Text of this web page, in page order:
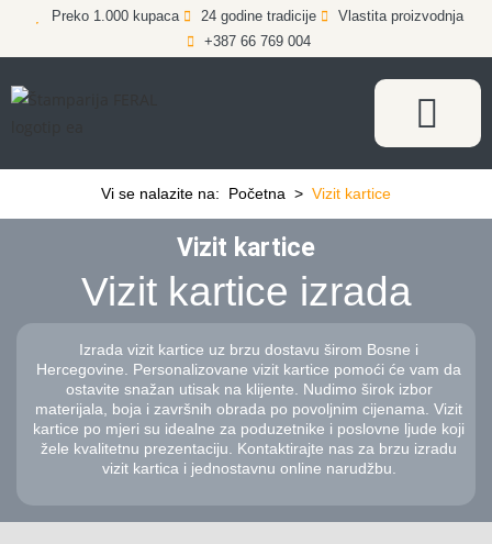
Preko 1.000 kupaca 24 godine tradicije
Vlastita proizvodnja
+387 66 769 004
Vi se nalazite na: Početna > Vizit kartice
Vizit kartice
Vizit kartice izrada
Izrada vizit kartice uz brzu dostavu širom Bosne i
Hercegovine. Personalizovane vizit kartice pomoći će vam da
ostavite snažan utisak na klijente. Nudimo širok izbor
materijala, boja i završnih obrada po povoljnim cijenama. Vizit
kartice po mjeri su idealne za poduzetnike i poslovne ljude koji
žele kvalitetnu prezentaciju. Kontaktirajte nas za brzu izradu
vizit kartica i jednostavnu online narudžbu.